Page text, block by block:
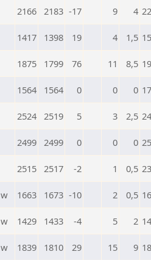
2166 2183 -17 9 4
1417 1398 19 4 1,5
1875 1799 76 11 8,5
1564 1564 0 0 0
2524 2519 5 3 2,5
2499 2499 0 0 0
2515 2517 -2 1 0,5
w 1663 1673 -10 2 0,5
w 1429 1433 -4 5 2
w 1839 1810 29 15 9